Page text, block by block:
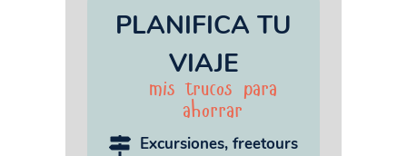
PLANIFICA TU
VIAJE
mis trucos para
ahorrar
Excursiones, freetours